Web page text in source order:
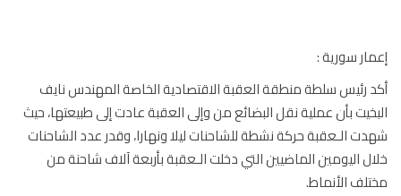
سورية :
رئيس سلطة منطقة العقبة الاقتصادية الخاصة المهندس نايف
بأن عملية نقل البضائع من وإلى العقبة عادت إلى طبيعتها، حيث
الـعقبة حركة نشطة للشاحنات ليلا ونهارا، وقدر عدد الشاحنات
اليومين الماضيين التي دخلت الـعقبة بأربعة آلاف شاحنة من
الأنماط.